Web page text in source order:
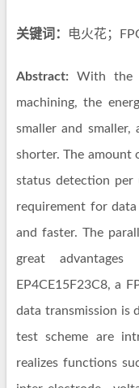
关键词： 电火花；
Abstract: With the
machining, the
smaller and
shorter. The amount
status detection per
requirement for
and faster. The
great
EP4CE15F23C8, a
data transmission is
test scheme are
realizes functions